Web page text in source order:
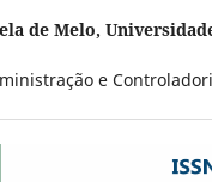
de Melo,
e